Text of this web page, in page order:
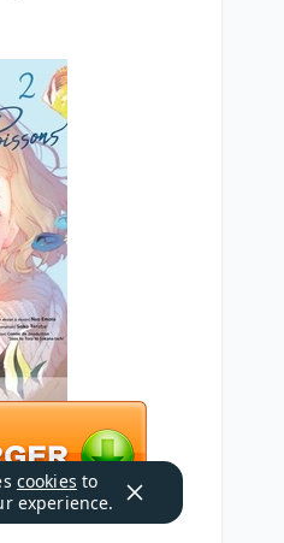
cookies to
experience.